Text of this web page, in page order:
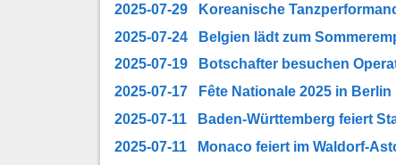
2025-07-29 Koreanische
2025-07-24 Belgien lädt zum
2025-07-19 Botschafter besuchen
2025-07-17 Fête Nationale 2025 in Berlin
2025-07-11 Baden-Württemberg feiert
2025-07-11 Monaco feiert im Waldorf-